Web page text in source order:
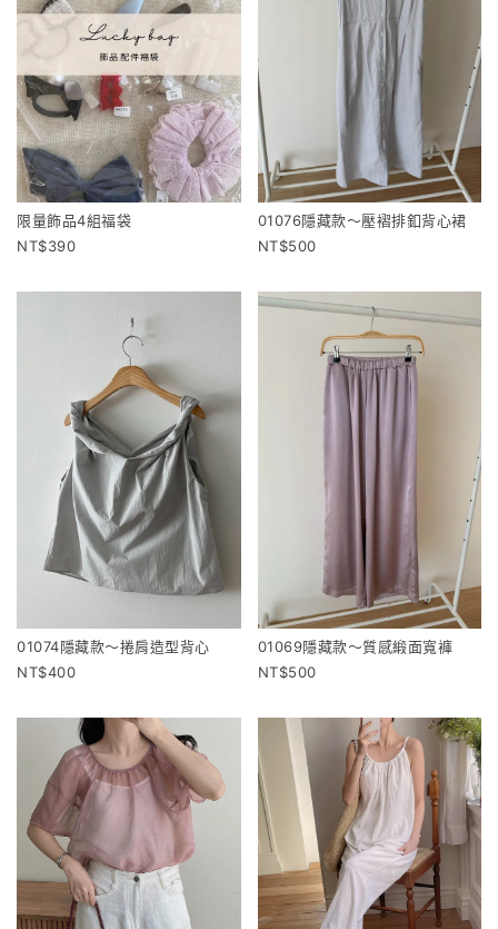
限量飾品4組福袋
390
01076隱藏款～壓褶排釦背心裙
500
01074隱藏款～捲肩造型背心
400
01069隱藏款～質感緞面寬褲
500